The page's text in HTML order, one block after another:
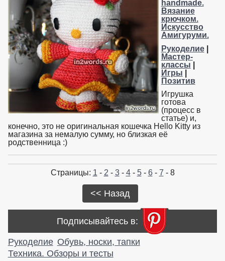
handmade.
Вязание
крючком.
Искусство
Амигуруми.
Рукоделие|
Мастер-
классы
Игры
Позитив
Игрушка
готова
(процесс в
статье) и,
конечно, это не оригинальная кошечка Hello Kitty из
магазина за немалую сумму, но близкая её
родственница :)
Страницы: 1 - 2 - 3- 4- 5- 6- 7 - 8
<< Назад
Подписывайтесь в:
Рукоделие Обувь, носки, тапки
Техника. Обзоры и тесты